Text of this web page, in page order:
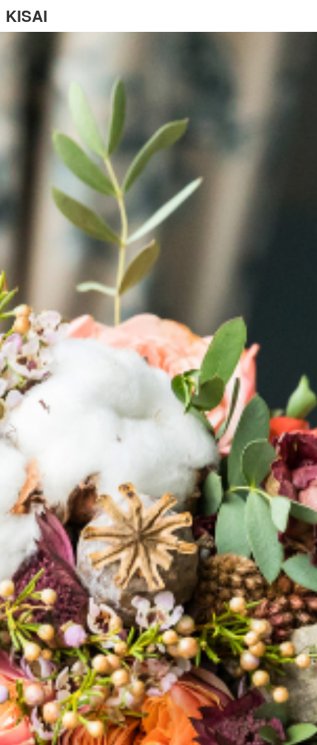
KISAI